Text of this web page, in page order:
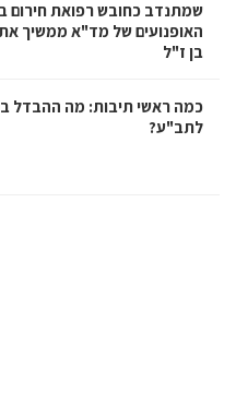
שמתנדב כחובש רפואת חירום
האופנועים של מד"א ממשיך
בן ז"ל
כמה ראשי תיבות: מה ההבדל
לתב"ע?